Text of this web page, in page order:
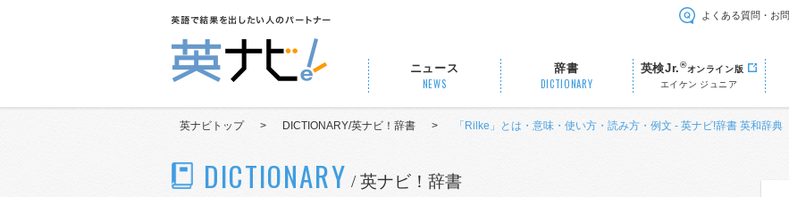
よくある質問・お
ニュース
NEWS
辞書
DICTIONARY
英検Jr.®オンライン版
エイケン ジュニア
英ナビトップ > DICTIONARY/英ナビ！辞書 > 「Rilke」とは・意味・使い方・読み方・例文 - 英ナビ!辞書 英和辞典
DICTIONARY / 英ナビ！辞書